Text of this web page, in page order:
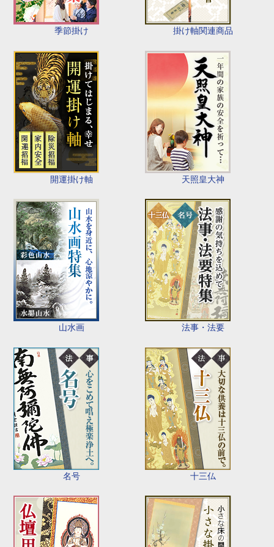
季節掛け 掛け軸関連商品
開運掛け軸 天照皇大神
山水画 法事・法要
名号 十三仏